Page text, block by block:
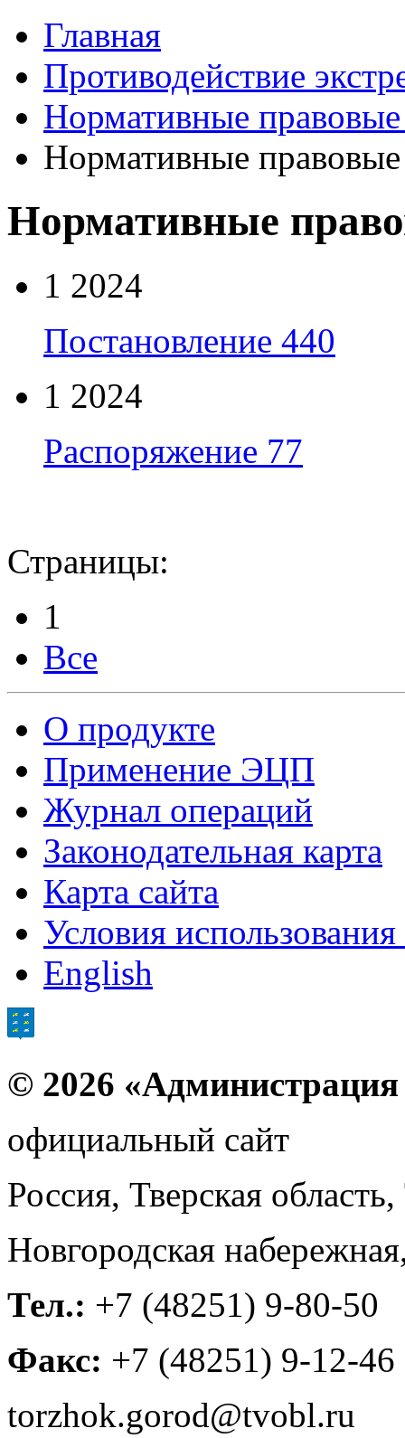
Главная
Противодействие
Нормативные
Нормативные
Нормативные
1 2024
Постановление 440
1 2024
Распоряжение 77
Страницы:
1
Все
О продукте
Применение ЭЦП
Журнал операций
Законодательная карта
Карта сайта
Условия
English
© 2026
официальный сайт
Россия, Тверская
Новгородская
Тел.: +7 (48251) 9-80-50
Факс: +7 (48251) 9-12-46
torzhok.gorod@tvobl.ru